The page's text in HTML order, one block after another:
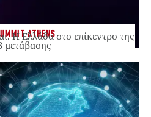
ATHENS
Η Ελλάδα στο επίκεντρο της
μετάβασης